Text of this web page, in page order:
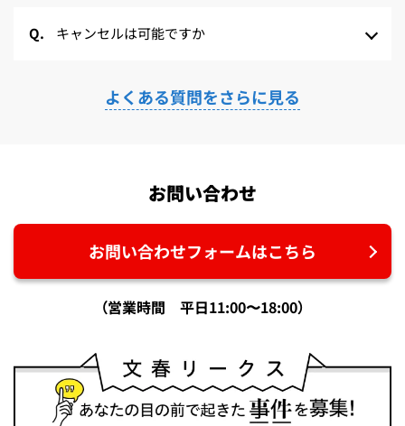
キャンセルは可能ですか
よくある質問をさらに見る
お問い合わせ
お問い合わせフォームはこちら
（営業時間 平日11:00〜18:00）